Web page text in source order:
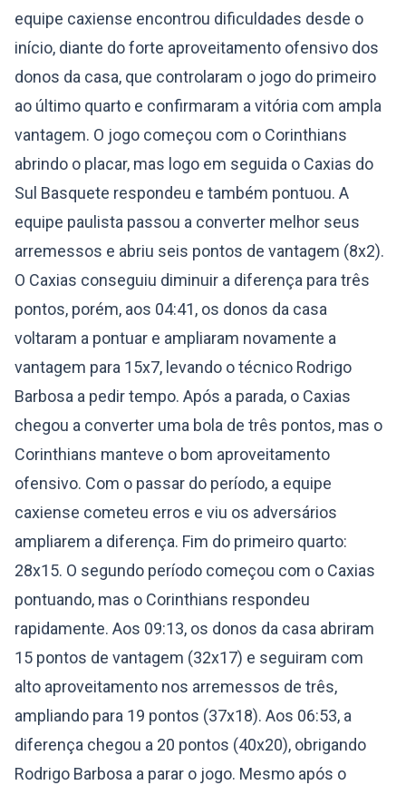
equipe caxiense encontrou dificuldades desde o
início, diante do forte aproveitamento ofensivo dos
donos da casa, que controlaram o jogo do primeiro
ao último quarto e confirmaram a vitória com ampla
vantagem. O jogo começou com o Corinthians
abrindo o placar, mas logo em seguida o Caxias do
Sul Basquete respondeu e também pontuou. A
equipe paulista passou a converter melhor seus
arremessos e abriu seis pontos de vantagem (8x2).
O Caxias conseguiu diminuir a diferença para três
pontos, porém, aos 04:41, os donos da casa
voltaram a pontuar e ampliaram novamente a
vantagem para 15x7, levando o técnico Rodrigo
Barbosa a pedir tempo. Após a parada, o Caxias
chegou a converter uma bola de três pontos, mas o
Corinthians manteve o bom aproveitamento
ofensivo. Com o passar do período, a equipe
caxiense cometeu erros e viu os adversários
ampliarem a diferença. Fim do primeiro quarto:
28x15. O segundo período começou com o Caxias
pontuando, mas o Corinthians respondeu
rapidamente. Aos 09:13, os donos da casa abriram
15 pontos de vantagem (32x17) e seguiram com
alto aproveitamento nos arremessos de três,
ampliando para 19 pontos (37x18). Aos 06:53, a
diferença chegou a 20 pontos (40x20), obrigando
Rodrigo Barbosa a parar o jogo. Mesmo após o